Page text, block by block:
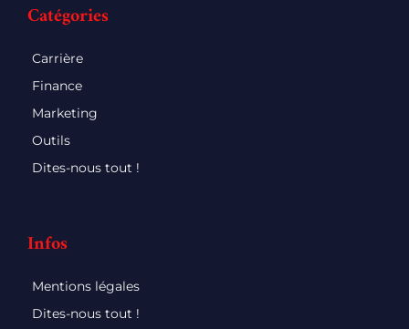
Catégories
Carrière
Finance
Marketing
Outils
Dites-nous tout !
Infos
Mentions légales
Dites-nous tout !